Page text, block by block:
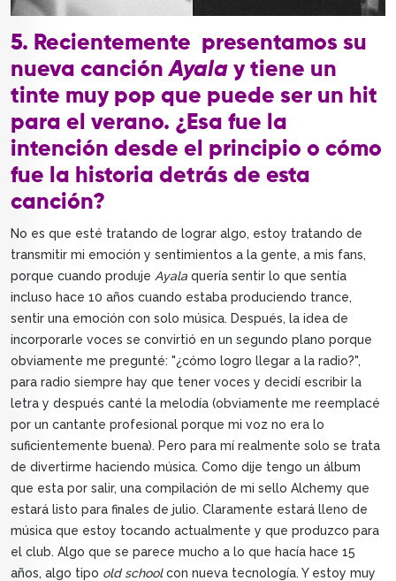
5. Recientemente presentamos su
nueva canciónAyala y tiene un
tinte muy pop que puede ser un hit
para el verano. ¿Esa fue la
intención desde el principio o cómo
fue la historia detrás de esta
canción?
No es que esté tratando de lograr algo, estoy tratando de
transmitir mi emoción y sentimientos a la gente, a mis fans,
porque cuando produje Ayala quería sentir lo que sentía
incluso hace 10 años cuando estaba produciendo trance,
sentir una emoción con solo música. Después, la idea de
incorporarle voces se convirtió en un segundo plano porque
obviamente me pregunté: "¿cómo logro llegar a la radio?",
para radio siempre hay que tener voces y decidí escribir la
letra y después canté la melodía (obviamente me reemplacé
por un cantante profesional porque mi voz no era lo
suficientemente buena). Pero para mí realmente solo se trata
de divertirme haciendo música. Como dije tengo un álbum
que esta por salir, una compilación de mi sello Alchemy que
estará listo para finales de julio. Claramente estará lleno de
música que estoy tocando actualmente y que produzco para
el club. Algo que se parece mucho a lo que hacía hace 15
años, algo tipo old schoolcon nueva tecnología. Y estoy muy